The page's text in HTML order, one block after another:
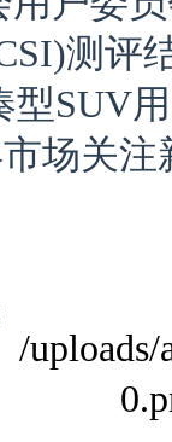
测评
型SUV
场关